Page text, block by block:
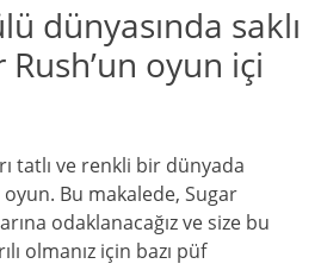
dünyasında saklı
oyun içi
tatlı ve renkli bir dünyada
Bu makalede, Sugar
odaklanacağız ve size bu
olmanız için bazı püf